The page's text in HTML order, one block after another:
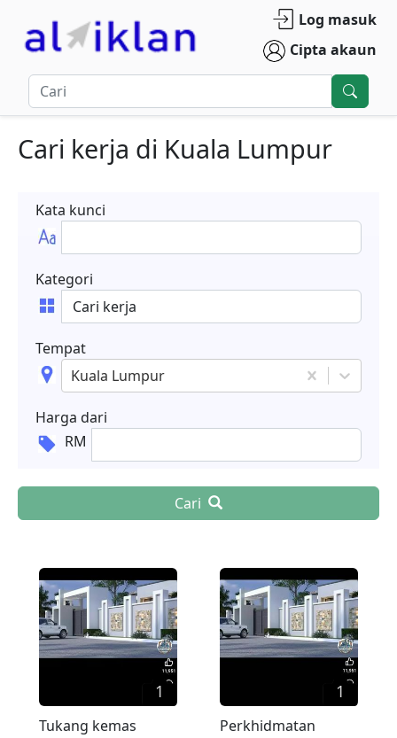
Log masuk
Cipta akaun
Cari kerja di Kuala Lumpur
Kata kunci
Kategori
Tempat
Kuala Lumpur
Harga dari
RM
Cari
1
Tukang kemas
1
Perkhidmatan